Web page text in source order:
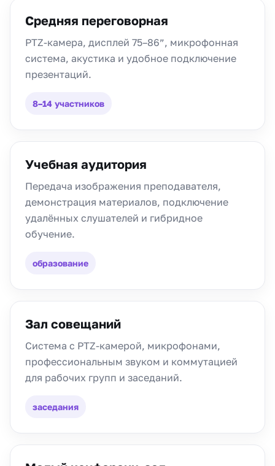
Средняя переговорная
PTZ-камера, дисплей 75–86”, микрофонная
система, акустика и удобное подключение
презентаций.
8–14 участников
Учебная аудитория
Передача изображения преподавателя,
демонстрация материалов, подключение
удалённых слушателей и гибридное
обучение.
образование
Зал совещаний
Система с PTZ-камерой, микрофонами,
профессиональным звуком и коммутацией
для рабочих групп и заседаний.
заседания